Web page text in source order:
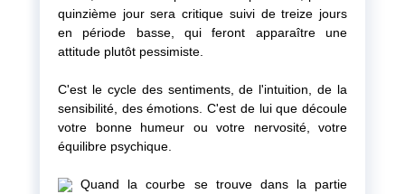
quinzième jour sera critique suivi de treize jours
en période basse, qui feront apparaître une
attitude plutôt pessimiste.
C'est le cycle des sentiments, de l'intuition, de la
sensibilité, des émotions. C'est de lui que découle
votre bonne humeur ou votre nervosité, votre
équilibre psychique.
Quand la courbe se trouve dans la partie